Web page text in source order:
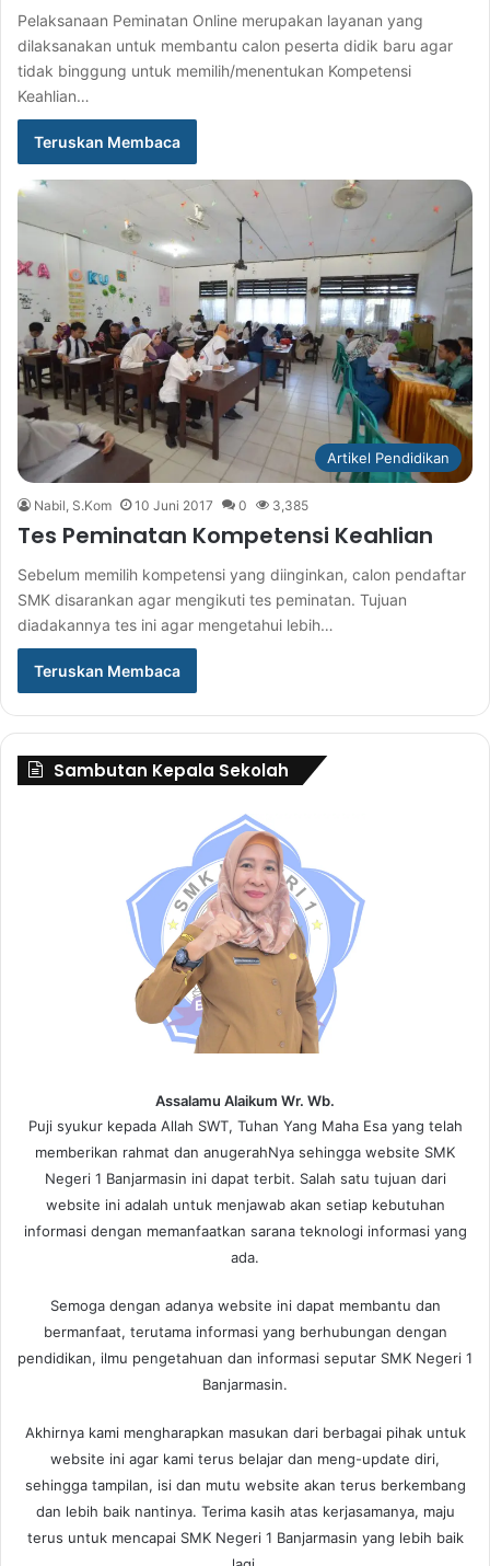
Pelaksanaan Peminatan Online merupakan layanan yang
dilaksanakan untuk membantu calon peserta didik baru agar
tidak binggung untuk memilih/menentukan Kompetensi
Keahlian…
Teruskan Membaca
Artikel Pendidikan
Nabil, S.Kom 10 Juni 2017 0 3,385
Tes Peminatan Kompetensi Keahlian
Sebelum memilih kompetensi yang diinginkan, calon pendaftar
SMK disarankan agar mengikuti tes peminatan. Tujuan
diadakannya tes ini agar mengetahui lebih…
Teruskan Membaca
Sambutan Kepala Sekolah
Assalamu Alaikum Wr. Wb.
Puji syukur kepada Allah SWT, Tuhan Yang Maha Esa yang telah
memberikan rahmat dan anugerahNya sehingga website SMK
Negeri 1 Banjarmasin ini dapat terbit. Salah satu tujuan dari
website ini adalah untuk menjawab akan setiap kebutuhan
informasi dengan memanfaatkan sarana teknologi informasi yang
ada.
Semoga dengan adanya website ini dapat membantu dan
bermanfaat, terutama informasi yang berhubungan dengan
pendidikan, ilmu pengetahuan dan informasi seputar SMK Negeri 1
Banjarmasin.
Akhirnya kami mengharapkan masukan dari berbagai pihak untuk
website ini agar kami terus belajar dan meng-update diri,
sehingga tampilan, isi dan mutu website akan terus berkembang
dan lebih baik nantinya. Terima kasih atas kerjasamanya, maju
terus untuk mencapai SMK Negeri 1 Banjarmasin yang lebih baik